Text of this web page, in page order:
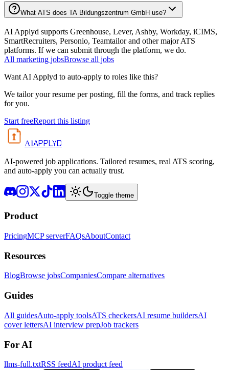
What ATS does TA Bildungszentrum GmbH use?
AI Applyd supports Greenhouse, Lever, Ashby, Workday, iCIMS,
SmartRecruiters, Personio, Teamtailor and other major ATS
platforms. If we can submit through the platform, we do.
All marketing jobsBrowse all jobs
Want AI Applyd to auto-apply to roles like this?
We tailor your resume per posting, fill the forms, and track replies
for you.
Start freeReport this listing
AIAPPLYD
AI-powered job applications. Tailored resumes, real ATS scoring,
and auto-apply you can actually trust.
Toggle theme
Product
PricingMCP serverFAQsAboutContact
Resources
BlogBrowse jobsCompaniesCompare alternatives
Guides
All guidesAuto-apply toolsATS checkersAI resume buildersAI
cover lettersAI interview prepJob trackers
For AI
llms-full.txtRSS feedAI product feed